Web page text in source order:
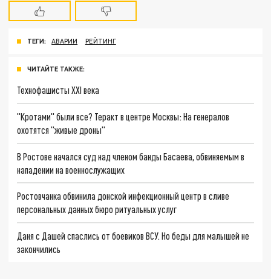
ТЕГИ: АВАРИИ РЕЙТИНГ
ЧИТАЙТЕ ТАКЖЕ:
Технофашисты XXI века
"Кротами" были все? Теракт в центре Москвы: На генералов
охотятся "живые дроны"
В Ростове начался суд над членом банды Басаева, обвиняемым в
нападении на военнослужащих
Ростовчанка обвинила донской инфекционный центр в сливе
персональных данных бюро ритуальных услуг
Даня с Дашей спаслись от боевиков ВСУ. Но беды для малышей не
закончились